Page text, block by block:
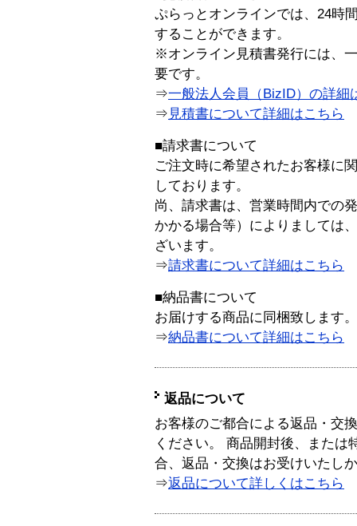
ぷらっとオンラインでは、24時
することができます。
※オンライン見積書発行には、
要です。
⇒一般法人会員（BizID）の詳細
⇒ 見積書について詳細はこちら
■請求書について
ご注文時に希望されたお客様に
しております。
尚、請求書は、営業時間内での
かかる場合等）によりましては
ざいます。
⇒請求書について詳細はこちら
■納品書について
お届けする商品に同梱致します。
⇒納品書について詳細はこちら
返品について
お客様のご都合による返品・交
ください。 商品開封後、または
合、返品・交換はお受けいたし
⇒返品について詳しくはこちら